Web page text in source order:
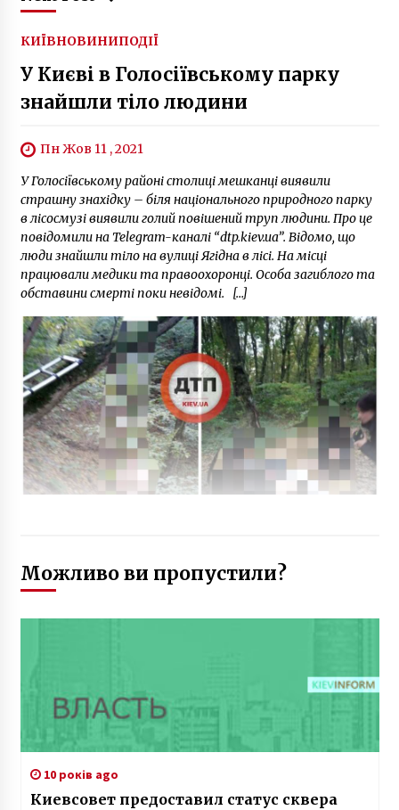
КИЇВНОВИНИПОДІЇ
У Києві в Голосіївському парку
знайшли тіло людини
Пн Жов 11 , 2021
У Голосіївському районі столиці мешканці виявили
страшну знахідку – біля національного природного парку
в лісосмузі виявили голий повішений труп людини. Про це
повідомили на Telegram-каналі “dtp.kiev.ua”. Відомо, що
люди знайшли тіло на вулиці Ягідна в лісі. На місці
працювали медики та правоохоронці. Особа загиблого та
обставини смерті поки невідомі. […]
Можливо ви пропустили?
10 років ago
Киевсовет предоставил статус сквера